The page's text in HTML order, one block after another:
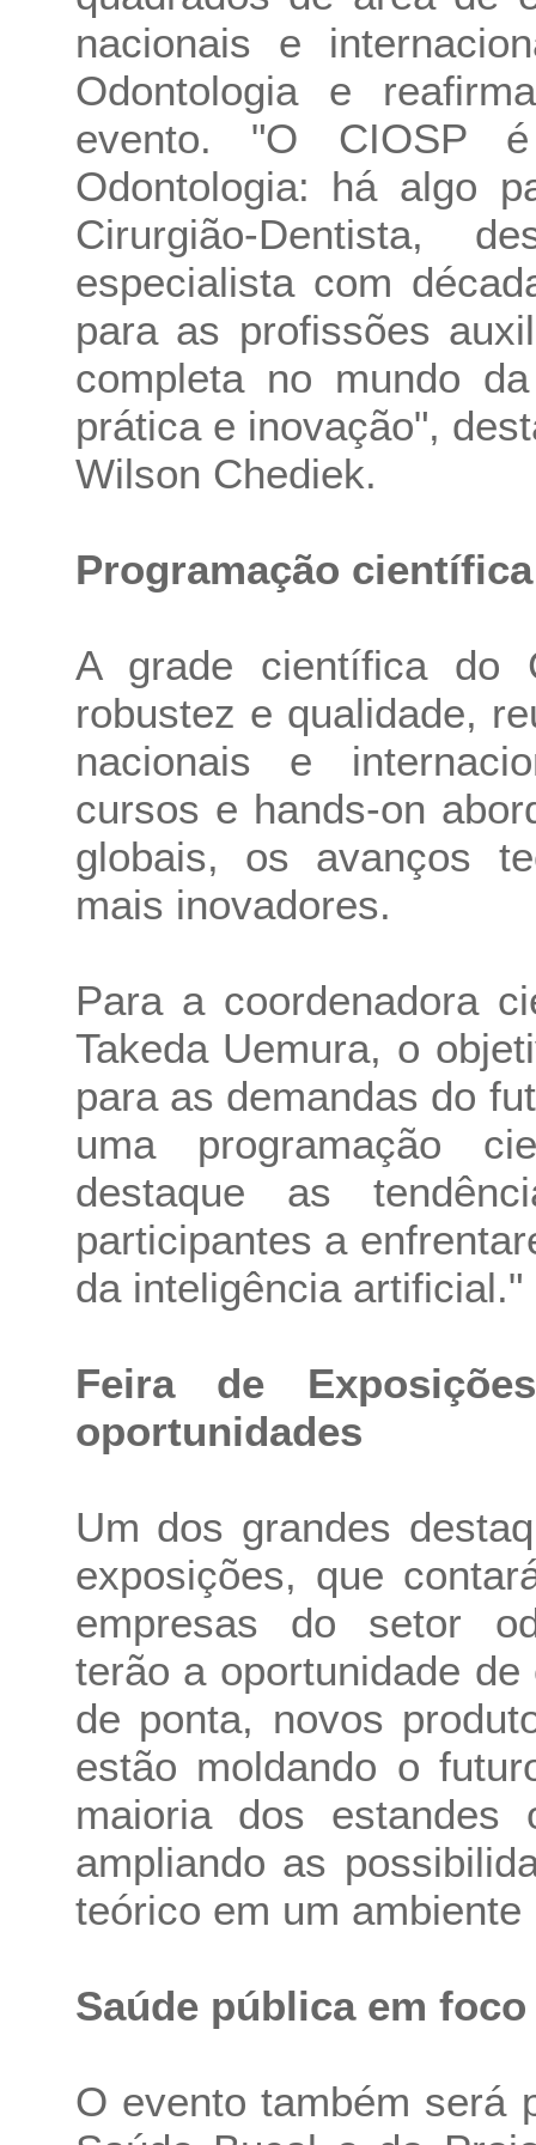
nacionais e
Odontologia e
evento. "O CIOSP
Odontologia: há algo
Cirurgião-Dentista,
especialista com
para as profissões
completa no mundo
prática e inovação",
Wilson Chediek.
Programação
A grade científica do
robustez e qualidade,
nacionais e
cursos e hands-on
globais, os avanços
mais inovadores.
Para a coordenadora
Takeda Uemura, o
para as demandas do
uma programação
destaque as
participantes a
da inteligência artificial."
Feira de
oportunidades
Um dos grandes
exposições, que
empresas do setor
terão a oportunidade
de ponta, novos
estão moldando o
maioria dos estandes
ampliando as
teórico em um
Saúde pública em foco
O evento também será